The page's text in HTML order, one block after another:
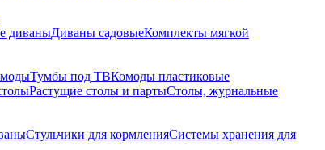
диваныДиваны садовыеКомплекты мягкой
Тумбы под ТВКомоды пластиковые
Растущие столы и партыСтолы, журнальные
Стульчики для кормленияСистемы хранения для